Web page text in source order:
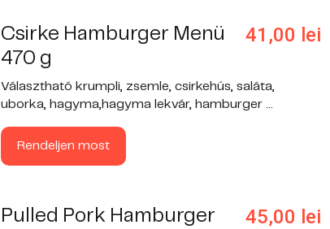
Csirke Hamburger Menü
470 g
41,00 lei
Választható krumpli, zsemle, csirkehús, saláta,
uborka, hagyma,hagyma lekvár, hamburger ...
Rendeljen most
Pulled Pork Hamburger
45,00 lei